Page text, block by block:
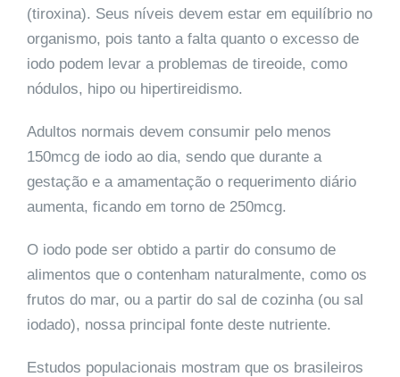
(tiroxina). Seus níveis devem estar em equilíbrio no
organismo, pois tanto a falta quanto o excesso de
iodo podem levar a problemas de tireoide, como
nódulos, hipo ou hipertireidismo.
Adultos normais devem consumir pelo menos
150mcg de iodo ao dia, sendo que durante a
gestação e a amamentação o requerimento diário
aumenta, ficando em torno de 250mcg.
O iodo pode ser obtido a partir do consumo de
alimentos que o contenham naturalmente, como os
frutos do mar, ou a partir do sal de cozinha (ou sal
iodado), nossa principal fonte deste nutriente.
Estudos populacionais mostram que os brasileiros